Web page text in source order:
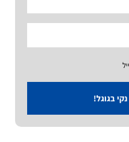
בגוגל!